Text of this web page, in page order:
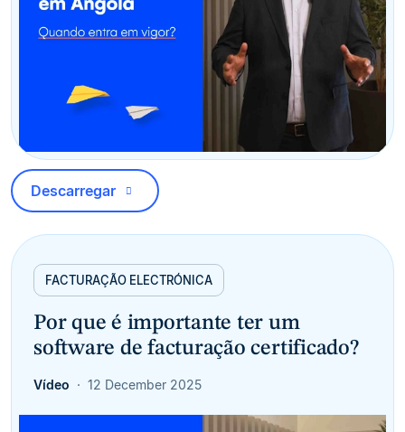
Descarregar
FACTURAÇÃO ELECTRÓNICA
Por que é importante ter um
software de facturação certificado?
Vídeo 12 December 2025